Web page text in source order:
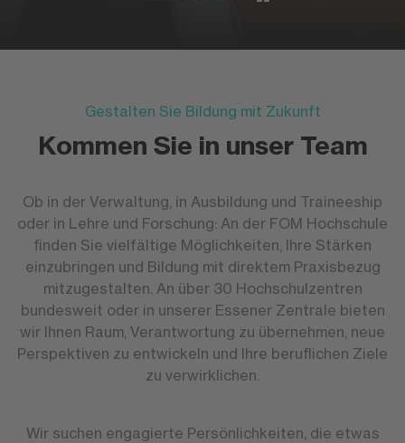
Gestalten Sie Bildung mit Zukunft
Kommen Sie in unser Team
Ob in der Verwaltung, in Ausbildung und Traineeship
oder in Lehre und Forschung: An der FOM Hochschule
finden Sie vielfältige Möglichkeiten, Ihre Stärken
einzubringen und Bildung mit direktem Praxisbezug
mitzugestalten. An über 30 Hochschulzentren
bundesweit oder in unserer Essener Zentrale bieten
wir Ihnen Raum, Verantwortung zu übernehmen, neue
Perspektiven zu entwickeln und Ihre beruflichen Ziele
zu verwirklichen.
Wir suchen engagierte Persönlichkeiten, die etwas